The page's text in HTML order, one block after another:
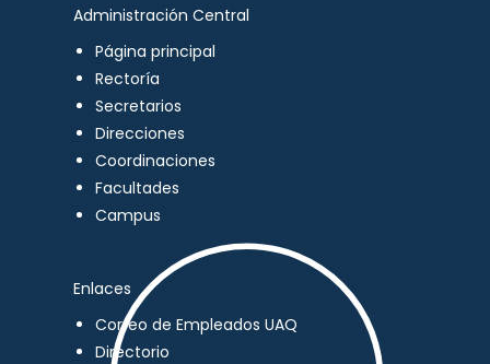
Administración Central
Página principal
Rectoría
Secretarios
Direcciones
Coordinaciones
Facultades
Campus
Enlaces
Correo de Empleados UAQ
Directorio